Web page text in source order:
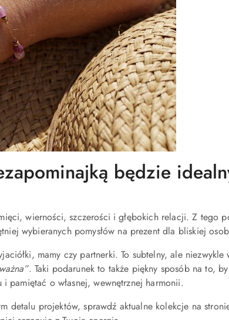
będzie
wierności, szczerości i głębokich relacji. Z tego
wybieranych pomysłów na prezent dla bliskiej
mamy czy partnerki. To subtelny, ale niezwykle
. Taki podarunek to także piękny sposób na to,
pamiętać o własnej, wewnętrznej harmonii.
detalu projektów, sprawdź aktualne kolekcje na